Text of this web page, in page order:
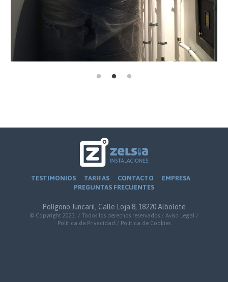
TESTIMONIOS TARIFAS CONTACTO
EMPRESA
PREGUNTAS FRECUENTES
Polígono Juncaril, Calle Loja 8, 18220 Albolote
© Copyright 2023. / Todos los derechos reservados / Aviso Legal
/
Política de Privacidad / Política de Cookies